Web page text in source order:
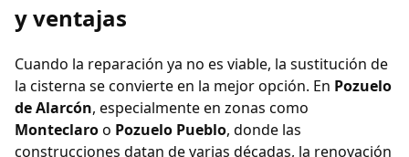
y ventajas
Cuando la reparación ya no es viable, la sustitución de
la cisterna se convierte en la mejor opción. En Pozuelo
de Alarcón, especialmente en zonas como
Monteclaroo Pozuelo Pueblo, donde las
construcciones datan de varias décadas, la renovación